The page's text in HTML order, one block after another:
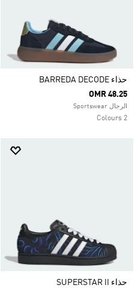
حذاء BARREDA DECODE
OMR 48.25
الرجال Sportswear
2 Colours
حذاء SUPERSTAR II